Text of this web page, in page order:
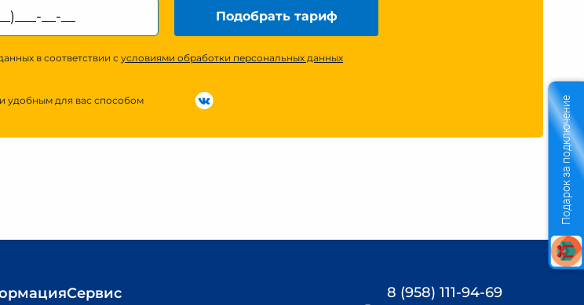
Подобрать тариф
в соответствии с условиями обработки персональных данных
удобным для вас способом
Сервис 8 (958) 111-94-69
Подарок за подключение